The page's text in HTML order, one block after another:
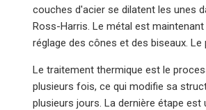
couches d'acier se dilatent les unes
Ross-Harris. Le métal est
réglage des cônes et des biseaux.
Le traitement thermique est le
plusieurs fois, ce qui modifie sa
plusieurs jours. La dernière étape est